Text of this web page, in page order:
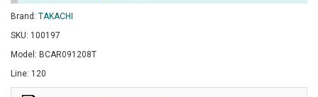
Brand: TAKACHI
SKU: 100197
Model: BCAR091208T
Line: 120